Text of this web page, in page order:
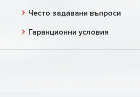
Често задавани въпроси
Гаранционни условия